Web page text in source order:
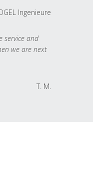
Ingenieure
service and
we are next
T. M.